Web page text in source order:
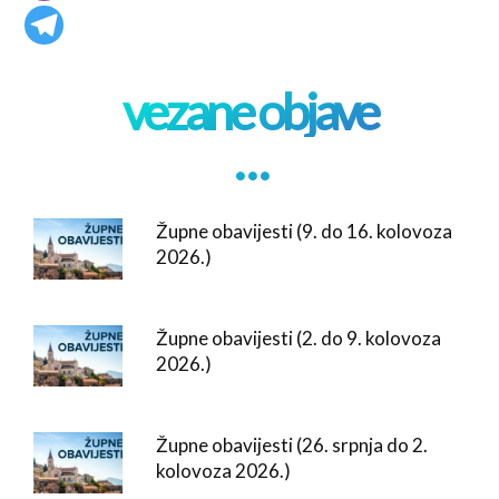
vezane objave
. . .
Župne obavijesti (9. do 16. kolovoza
2026.)
Župne obavijesti (2. do 9. kolovoza
2026.)
Župne obavijesti (26. srpnja do 2.
kolovoza 2026.)